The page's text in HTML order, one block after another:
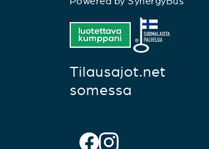
Tilausajot.net
somessa